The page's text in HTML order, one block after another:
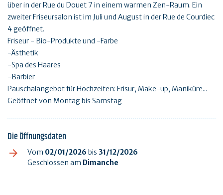
über in der Rue du Douet 7 in einem warmen Zen-Raum. Ein
zweiter Friseursalon ist im Juli und August in der Rue de Courdiec
4 geöffnet.
Friseur - Bio-Produkte und -Farbe
-Ästhetik
-Spa des Haares
-Barbier
Pauschalangebot für Hochzeiten: Frisur, Make-up, Maniküre...
Geöffnet von Montag bis Samstag
Die Öffnungsdaten
Vom 02/01/2026 bis 31/12/2026
Geschlossen am Dimanche